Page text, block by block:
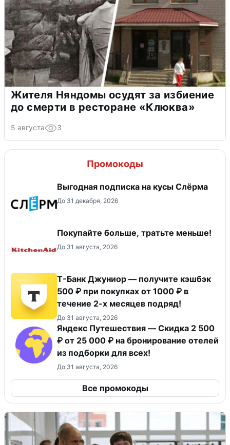
Жителя Няндомы осудят за избиение
до смерти в ресторане «Клюква»
5 августа 3
Промокоды
Выгодная подписка на кусы Слёрма
До 31 декабря, 2026
Покупайте больше, тратьте меньше!
До 31 августа, 2026
Т-Банк Джуниор — получите кэшбэк
500 ₽ при покупках от 1000 ₽ в
течение 2-х месяцев подряд!
До 31 августа, 2026
Яндекс Путешествия — Скидка 2 500
₽ от 25 000 ₽ на бронирование отелей
из подборки для всех!
До 31 августа, 2026
Все промокоды